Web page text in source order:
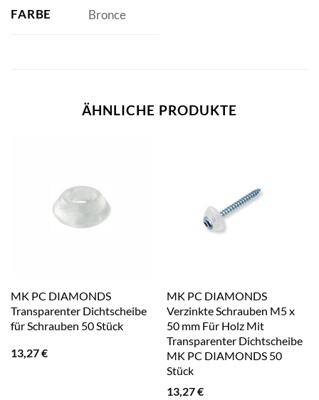
FARBE Bronce
ÄHNLICHE PRODUKTE
MK PC DIAMONDS
Transparenter Dichtscheibe
für Schrauben 50 Stück
13,27€
MK PC DIAMONDS
Verzinkte Schrauben M5 x
50 mm Für Holz Mit
Transparenter Dichtscheibe
MK PC DIAMONDS 50
Stück
13,27€